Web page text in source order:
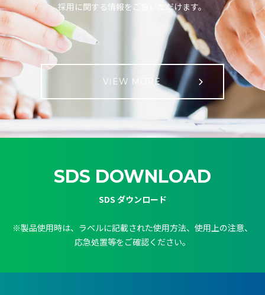
採用に関する情報をご覧いただけます。
VIEW MORE
SDS DOWNLOAD
SDS ダウンロード
※製品使用時は、ラベルに記載された使用方法、使用上の注意、
応急処置等をご確認ください。